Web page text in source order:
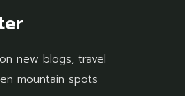
new blogs, travel
mountain spots